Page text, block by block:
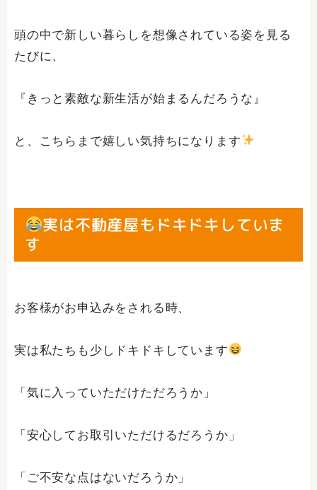
頭の中で新しい暮らしを想像されている姿を見る
たびに、
『きっと素敵な新生活が始まるんだろうな』
と、こちらまで嬉しい気持ちになります
実は不動産屋もドキドキしていま
す
お客様がお申込みをされる時、
実は私たちも少しドキドキしています
「気に入っていただけただろうか」
「安心してお取引いただけるだろうか」
「ご不安な点はないだろうか」